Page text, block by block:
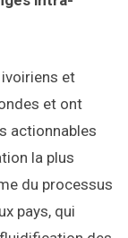
et
et ont
actionnables
la plus
du processus
pays, qui